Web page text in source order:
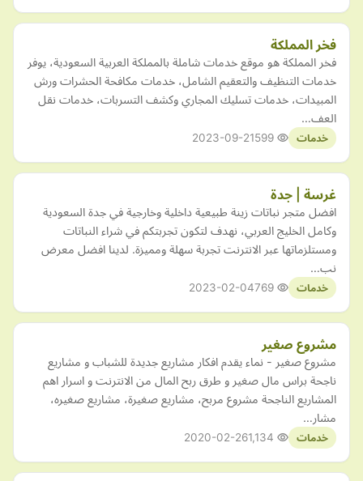
فخر المملكة
فخر المملكة هو موقع خدمات شاملة بالمملكة العربية السعودية، يوفر
خدمات التنظيف والتعقيم الشامل، خدمات مكافحة الحشرات ورش
المبيدات، خدمات تسليك المجاري وكشف التسربات، خدمات نقل
العف…
خدمات 2023-09-21
غرسة | جدة
افضل متجر نباتات زينة طبيعية داخلية وخارجية في جدة السعودية
وكامل الخليج العربي، نهدف لتكون تجربتكم في شراء النباتات
ومستلزماتها عبر الانترنت تجربة سهلة ومميزة. لدينا افضل معرض
نب…
خدمات 2023-02-04
مشروع صغير
مشروع صغير - نماء يقدم افكار مشاريع جديدة للشباب و مشاريع
ناجحة براس مال صغير و طرق ربح المال من الانترنت و اسرار اهم
المشاريع الناجحة مشروع مربح، مشاريع صغيرة، مشاريع صغيره،
مشار…
خدمات 2020-02-26